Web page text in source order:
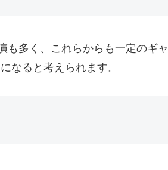
多く、これらからも一定のギ
なると考えられます。